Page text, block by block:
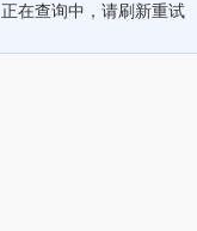
正在查询中，请刷新重试